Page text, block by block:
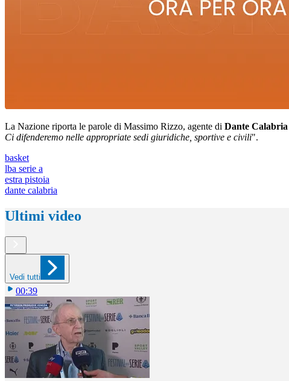
La Nazione riporta le parole di Massimo Rizzo, agente di Dante Calabria
Ci difenderemo nelle appropriate sedi giuridiche, sportive e civili".
basket
lba serie a
estra pistoia
dante calabria
Ultimi video
Vedi tutti
00:39